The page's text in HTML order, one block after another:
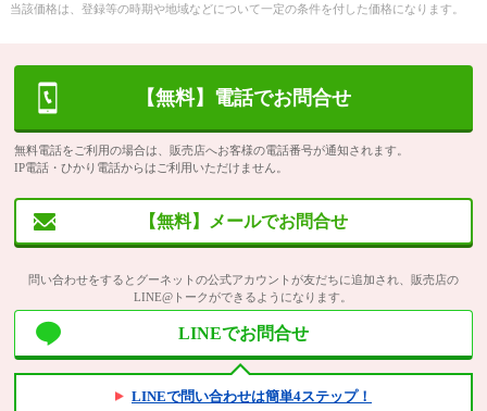
当該価格は、登録等の時期や地域などについて一定の条件を付した価格になります。
【無料】電話でお問合せ
無料電話をご利用の場合は、販売店へお客様の電話番号が通知されます。
IP電話・ひかり電話からはご利用いただけません。
【無料】メールでお問合せ
問い合わせをするとグーネットの公式アカウントが友だちに追加され、販売店の
LINE@トークができるようになります。
LINEでお問合せ
LINEで問い合わせは簡単4ステップ！